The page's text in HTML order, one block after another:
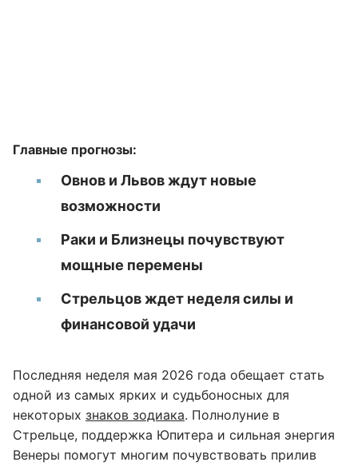
Главные прогнозы:
Овнов и Львов ждут новые
возможности
Раки и Близнецы почувствуют
мощные перемены
Стрельцов ждет неделя силы и
финансовой удачи
Последняя неделя мая 2026 года обещает стать
одной из самых ярких и судьбоносных для
некоторых знаков зодиака. Полнолуние в
Стрельце, поддержка Юпитера и сильная энергия
Венеры помогут многим почувствовать прилив